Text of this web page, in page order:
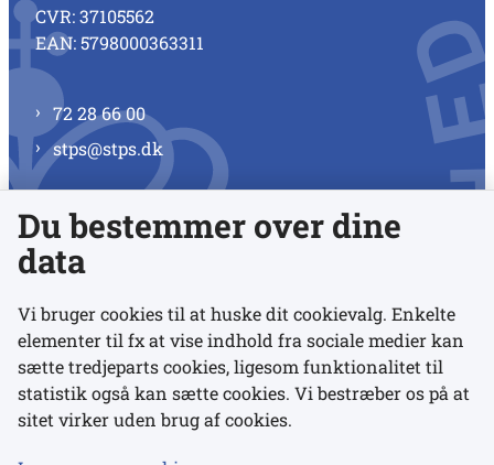
CVR: 37105562
EAN: 5798000363311
72 28 66 00
stps@stps.dk
Se alle kontaktnumre
Links
Udgivelser
Du bestemmer over dine
data
Vi bruger cookies til at huske dit cookievalg. Enkelte
elementer til fx at vise indhold fra sociale medier kan
sætte tredjeparts cookies, ligesom funktionalitet til
statistik også kan sætte cookies. Vi bestræber os på at
sitet virker uden brug af cookies.